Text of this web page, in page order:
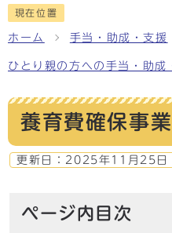
現在位置
ホーム 手当・助成・支援
ひとり親の方への手当・助成
養育費確保事業
更新日： 2025年11月25日
ページ内目次